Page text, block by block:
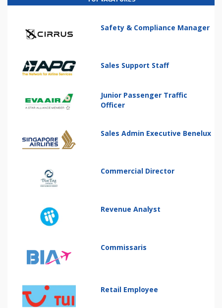
Safety & Compliance Manager
Sales Support Staff
Junior Passenger Traffic
Officer
Sales Admin Executive Benelux
Commercial Director
Revenue Analyst
Commissaris
Retail Employee